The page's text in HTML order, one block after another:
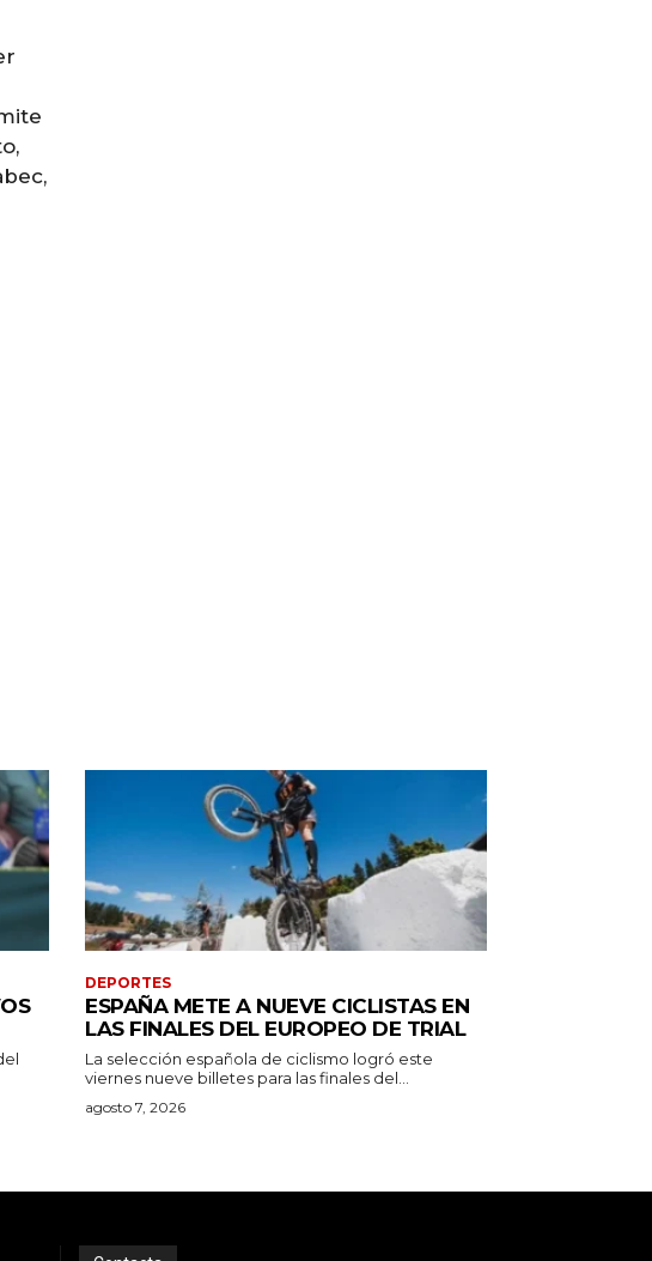
DEPORTES
ESPAÑA METE A NUEVE CICLISTAS EN
LAS FINALES DEL EUROPEO DE TRIAL
La selección española de ciclismo logró este
viernes nueve billetes para las finales del...
agosto 7, 2026